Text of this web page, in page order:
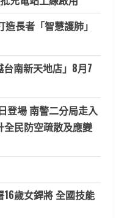
長者「智慧護肺」
台南新天地店」8月7
登場 南警二分局走入
民防空疏散及應變
歲女銲將 全國技能